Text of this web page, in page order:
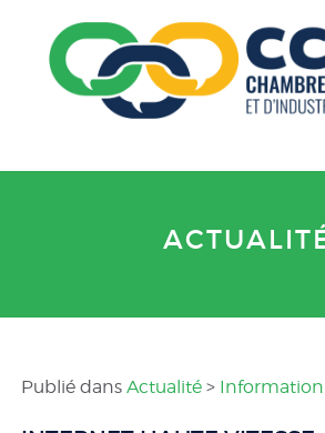
Publié dans Actualité> Information